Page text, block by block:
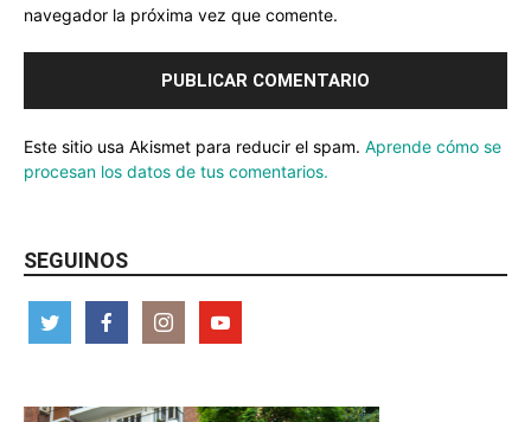
navegador la próxima vez que comente.
Este sitio usa Akismet para reducir el spam. Aprende cómo se
procesan los datos de tus comentarios.
SEGUINOS